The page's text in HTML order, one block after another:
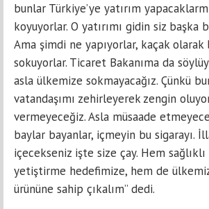
bunlar Türkiye’ye yatırım
koyuyorlar. O yatırımı gidin siz başka
Ama şimdi ne yapıyorlar, kaçak olarak
sokuyorlar. Ticaret Bakanıma da
asla ülkemize sokmayacağız. Çünkü
vatandaşımı zehirleyerek zengin
vermeyeceğiz. Asla müsaade
baylar bayanlar, içmeyin bu sigarayı.
içecekseniz işte size çay. Hem
yetiştirme hedefimize, hem de
ürününe sahip çıkalım” dedi.